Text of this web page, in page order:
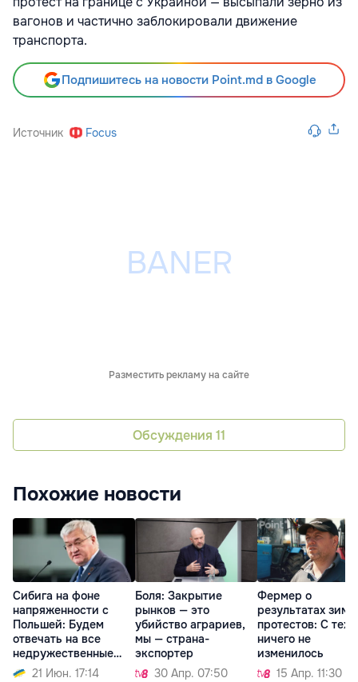
вагонов и частично заблокировали движение
транспорта.
Подпишитесь на новости Point.md в Google
Источник Focus
Разместить рекламу на сайте
Обсуждения 11
Похожие новости
Сибига на фоне
напряженности с
Польшей: Будем
отвечать на все
недружественные
шаги21 Июн. 17:14
Боля: Закрытие
рынков — это
убийство аграриев,
мы — страна-
экспортер
30 Апр. 07:50
Фермер о
результатах
протестов: С тех
ничего не
изменилось
15 Апр. 11:30